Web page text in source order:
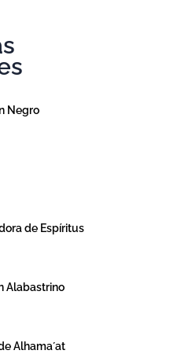
Negro
de Espíritus
Alabastrino
Alhama´at